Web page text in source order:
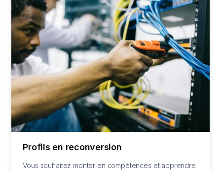
Profils en reconversion
Vous souhaitez monter en compétences et apprendre